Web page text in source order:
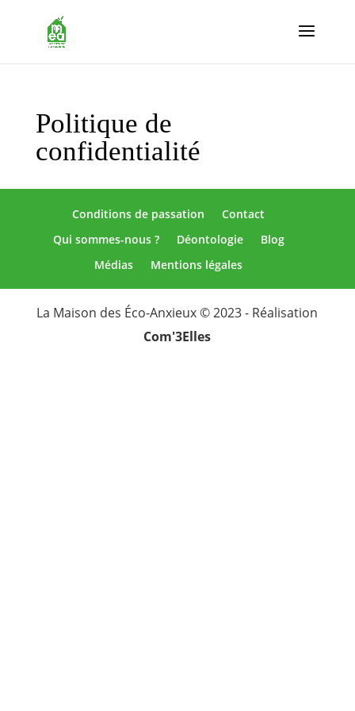
Politique de
confidentialité
Conditions de passation
Contact
Qui sommes-nous ?
Déontologie
Blog
Médias
Mentions légales
La Maison des Éco-Anxieux © 2023 - Réalisation
Com'3Elles